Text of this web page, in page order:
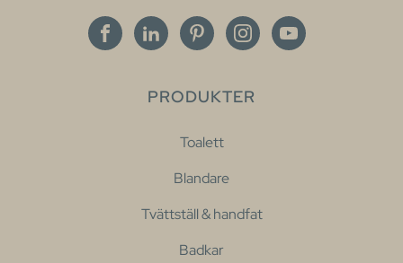
PRODUKTER
Toalett
Blandare
Tvättställ & handfat
Badkar